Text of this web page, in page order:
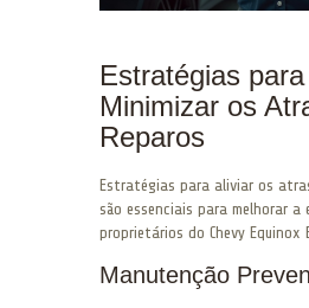
Estratégias para
Minimizar os
Reparos
Estratégias para aliviar os
são essenciais para melhorar a
proprietários do Chevy Equinox
Manutenção